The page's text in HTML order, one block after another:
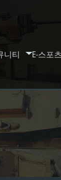
니티 E-스포츠